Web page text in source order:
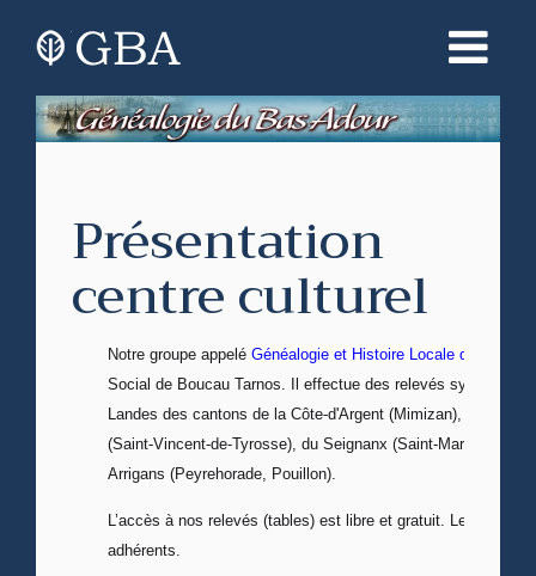
Présentation
centre culturel
Notre groupe appelé Généalogie et Histoire Locale du Bas
Social de Boucau Tarnos. Il effectue des relevés
Landes des cantons de la Côte-d'Argent (Mimizan), du
(Saint-Vincent-de-Tyrosse), du Seignanx (Saint-Martin-de-
Arrigans (Peyrehorade, Pouillon).
L’accès à nos relevés (tables) est libre et gratuit. Les
adhérents.